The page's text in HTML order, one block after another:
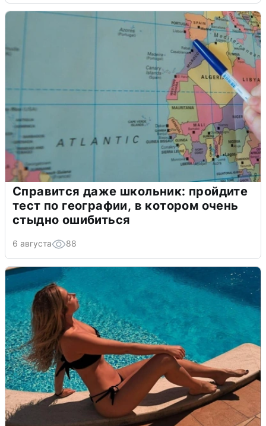
Справится даже школьник: пройдите
тест по географии, в котором очень
стыдно ошибиться
6 августа 88